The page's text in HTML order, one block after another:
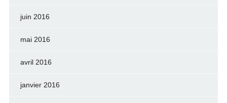
juin 2016
mai 2016
avril 2016
janvier 2016